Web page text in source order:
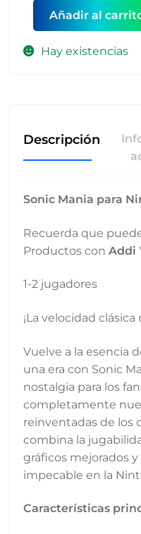
$
Hay existencias
Sonic
Mania
-
Nintendo
Añadir al
Descripción
Sonic Mania para
Recuerda que
Productos con Addi
1-2 jugadores
¡La velocidad clásica
Vuelve a la esencia
una era con Sonic
nostalgia para los
completamente
reinventadas de los
combina la
gráficos mejorados
impecable en la
Características